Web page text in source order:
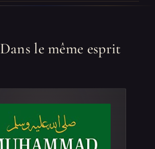
Dans le même esprit